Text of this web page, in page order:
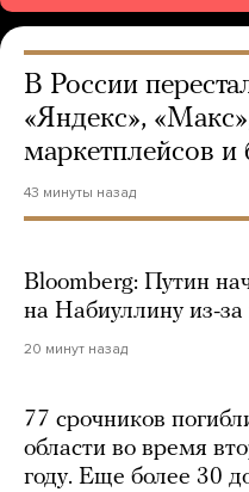
В России
«Яндекс»,
маркетплейсов и
43 минуты назад
Bloomberg: Путин
на Набиуллину из-
20 минут назад
77 срочников
области во время
году. Еще более 30